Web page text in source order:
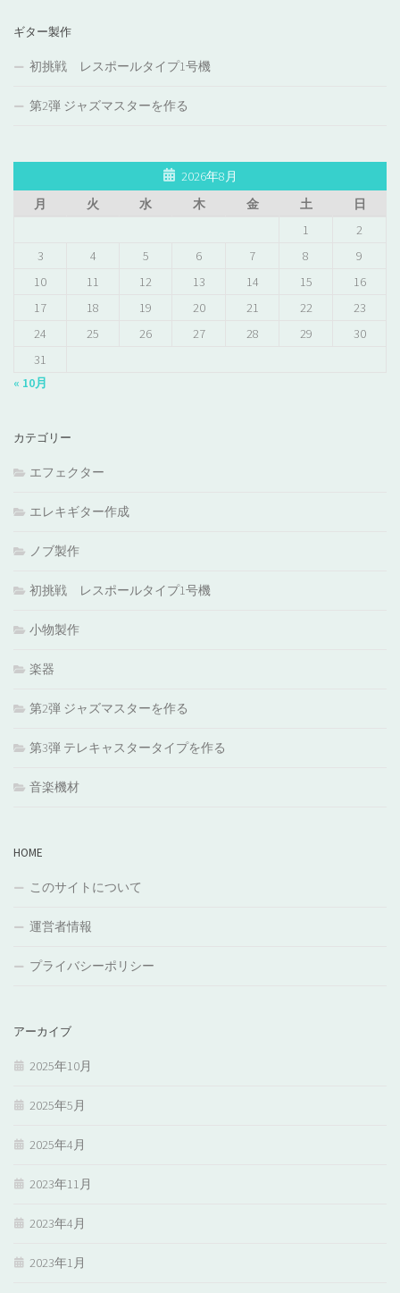
ギター製作
初挑戦 レスポールタイプ1号機
第2弾 ジャズマスターを作る
2026年8月
月
火 水 木 金 土
日
1
2
3
4 5 6 7 8
9
10
11 12 13 14 15
16
17
18 19 20 21 22
23
24
25 26 27 28 29
30
31
« 10月
カテゴリー
エフェクター
エレキギター作成
ノブ製作
初挑戦 レスポールタイプ1号機
小物製作
楽器
第2弾 ジャズマスターを作る
第3弾 テレキャスタータイプを作る
音楽機材
HOME
このサイトについて
運営者情報
プライバシーポリシー
アーカイブ
2025年10月
2025年5月
2025年4月
2023年11月
2023年4月
2023年1月